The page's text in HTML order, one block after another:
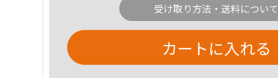
受け取り方法・送料について
カートに入れる